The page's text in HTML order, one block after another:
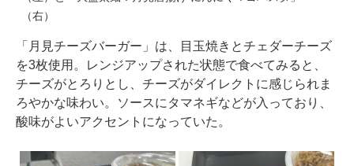
（右）
「月見チーズバーガー」は、目玉焼きとチェダーチーズ
を3枚使用。レンジアップされた状態で食べてみると、
チーズがとろりとし、チーズがダイレクトに感じられま
ろやかな味わい。ソースにタマネギなどが入っており、
酸味がよいアクセントになっていた。